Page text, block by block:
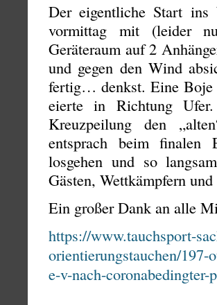
Der eigentliche Start ins
vormittag mit (leider
Geräteraum auf 2
und gegen den Wind
fertig… denkst. Eine Boje
eierte in Richtung
Kreuzpeilung den
entsprach beim finalen
losgehen und so
Gästen, Wettkämpfern
Ein großer Dank an alle
https://www.tauchsport-
orientierungstauchen/197-
e-v-nach-coronabedingter-